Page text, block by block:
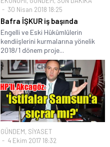
30 Nisan 2018 18:25
Bafra İŞKUR iş başında
Engelli ve Eski Hükümlülerin
kendiişlerini kurmalarına yönelik
2018/1 dönem proje...
GÜNDEM, SİYASET
4 Ekim 2017 18:32